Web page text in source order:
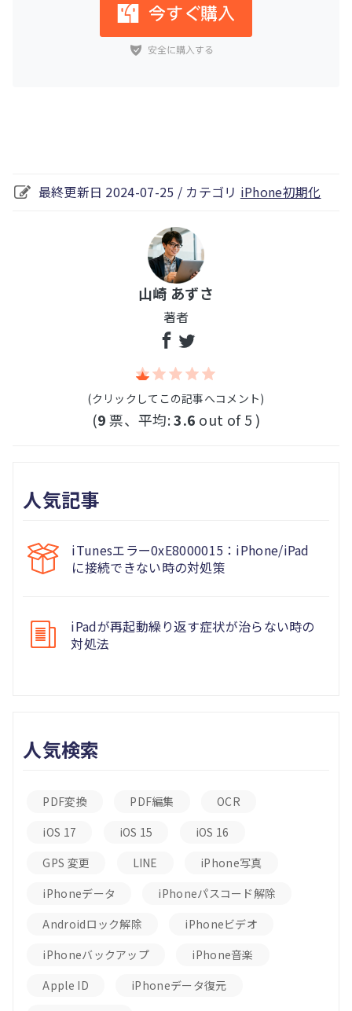
最終更新日 2024-07-25 / カテゴリ iPhone初期化
山崎 あずさ
著者
(クリックしてこの記事へコメント)
(9票、平均:3.6 out of 5 )
人気記事
iTunesエラー0xE8000015：iPhone/iPad
に接続できない時の対処策
iPadが再起動繰り返す症状が治らない時の
対処法
人気検索
PDF変換 PDF編集
OCR
iOS 17
iOS 15
iOS 16
GPS 変更
LINE
iPhone写真
iPhoneデータ
iPhoneパスコード解除
Androidロック解除
iPhoneビデオ
iPhoneバックアップ
iPhone音楽
Apple ID
iPhoneデータ復元